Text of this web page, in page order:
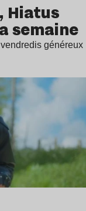
Hiatus
semaine
généreux